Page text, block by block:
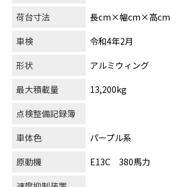
荷台寸法
長cm×幅cm×高cm
車検
令和4年2月
形状
アルミウィング
最大積載量
13,200kg
点検整備記録簿
車体色
パープル系
原動機
E13C 380馬力